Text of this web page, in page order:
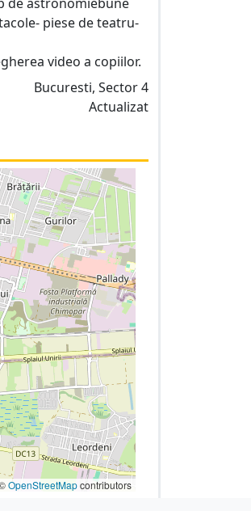
piese de teatru-
video a copiilor.
Bucuresti, Sector 4
Actualizat
OpenStreetMapcontributors